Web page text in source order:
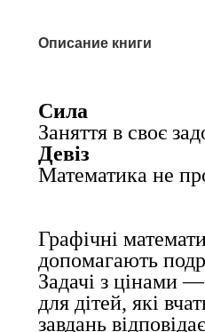
Описание книги
Сила
Заняття в своє
Девіз
Математика не
Графічні
допомагають
Задачі з цінами —
для дітей, які
завдань